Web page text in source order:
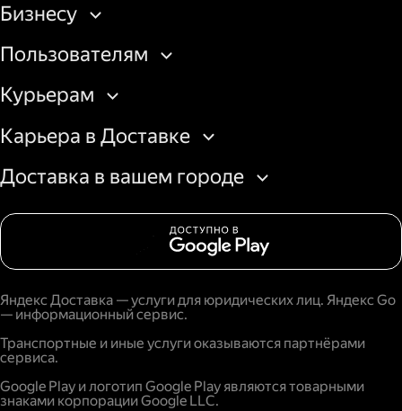
Бизнесу
Пользователям
Курьерам
Карьера в Доставке
Доставка в вашем городе
Яндекс Доставка — услуги для юридических лиц. Яндекс Go
— информационный сервис.
Транспортные и иные услуги оказываются партнёрами
сервиса.
Google Play и логотип Google Play являются товарными
знаками корпорации Google LLC.